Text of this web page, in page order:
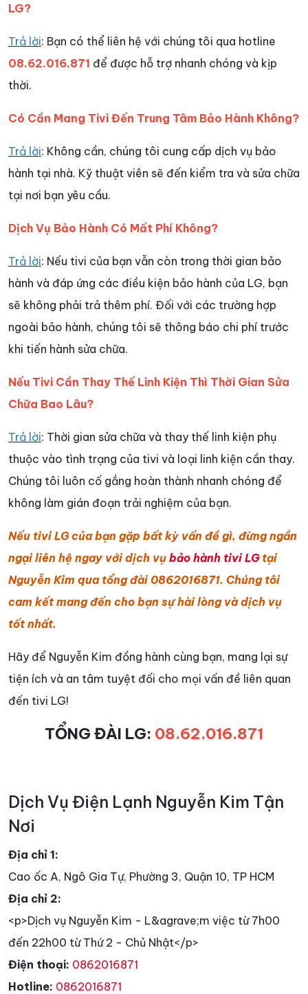
LG?
Trả lời: Bạn có thể liên hệ với chúng tôi qua hotline
08.62.016.871 để được hỗ trợ nhanh chóng và kịp
thời.
Có Cần Mang Tivi Đến Trung Tâm Bảo Hành Không?
Trả lời: Không cần, chúng tôi cung cấp dịch vụ bảo
hành tại nhà. Kỹ thuật viên sẽ đến kiểm tra và sửa chữa
tại nơi bạn yêu cầu.
Dịch Vụ Bảo Hành Có Mất Phí Không?
Trả lời: Nếu tivi của bạn vẫn còn trong thời gian bảo
hành và đáp ứng các điều kiện bảo hành của LG, bạn
sẽ không phải trả thêm phí. Đối với các trường hợp
ngoài bảo hành, chúng tôi sẽ thông báo chi phí trước
khi tiến hành sửa chữa.
Nếu Tivi Cần Thay Thế Linh Kiện Thì Thời Gian Sửa
Chữa Bao Lâu?
Trả lời: Thời gian sửa chữa và thay thế linh kiện phụ
thuộc vào tình trạng của tivi và loại linh kiện cần thay.
Chúng tôi luôn cố gắng hoàn thành nhanh chóng để
không làm gián đoạn trải nghiệm của bạn.
Nếu tivi LG của bạn gặp bất kỳ vấn đề gì, đừng ngần
ngại liên hệ ngay với dịch vụ bảo hành tivi LGtại
Nguyễn Kim qua tổng đài 0862016871. Chúng tôi
cam kết mang đến cho bạn sự hài lòng và dịch vụ
tốt nhất.
Hãy để Nguyễn Kim đồng hành cùng bạn, mang lại sự
tiện ích và an tâm tuyệt đối cho mọi vấn đề liên quan
đến tivi LG!
TỔNG ĐÀI LG: 08.62.016.871
Dịch Vụ Điện Lạnh Nguyễn Kim Tận
Nơi
Địa chỉ 1:
Cao ốc A, Ngô Gia Tự, Phường 3, Quận 10, TP HCM
Địa chỉ 2:
<p>Dịch vụ Nguyễn Kim - L&agrave;m việc từ 7h00
đến 22h00 từ Thứ 2 - Chủ Nhật</p>
Điện thoại: 0862016871
Hotline: 0862016871